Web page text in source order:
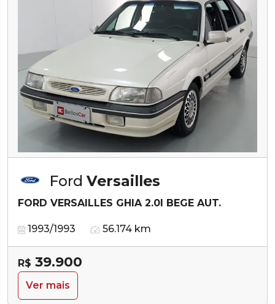
Ford Versailles
FORD VERSAILLES GHIA 2.0I BEGE AUT.
1993/1993 56.174 km
R$ 39.900
Ver mais